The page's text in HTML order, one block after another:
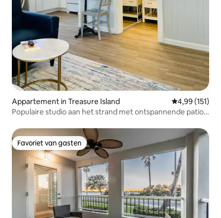
Appartement in Treasure Island Gemiddelde
4,99 (151)
Populaire studio aan het strand met ontspannende patio
Favoriet van gasten
Favoriet van gasten